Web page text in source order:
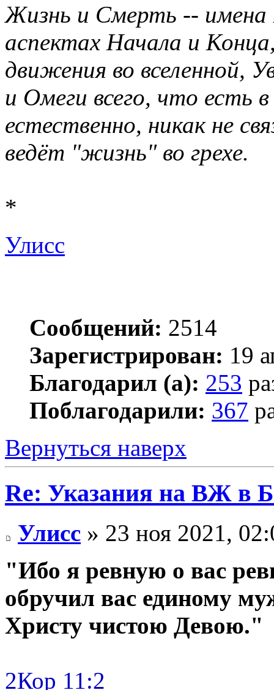
Жизнь и Смерть -- имена
аспектах Начала и
движения во вселенной,
и Омеги всего, что есть
естественно, никак не
ведёт "жизнь" во грехе.
*
Улисс
Сообщений: 2514
Зарегистрирован: 19
Благодарил (а): 253
Поблагодарили: 367
Вернуться наверх
Re: Указания на ВЖ в
Улисс » 23 ноя 2021,
"Ибо я ревную о вас
обручил вас единому
Христу чистою Девою."
2Кор 11:2